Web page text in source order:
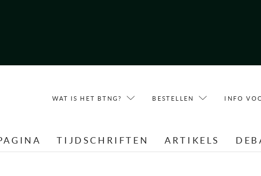
WAT IS HET BTNG? BESTELLEN INFO
TIJDSCHRIFTEN ARTIKELS